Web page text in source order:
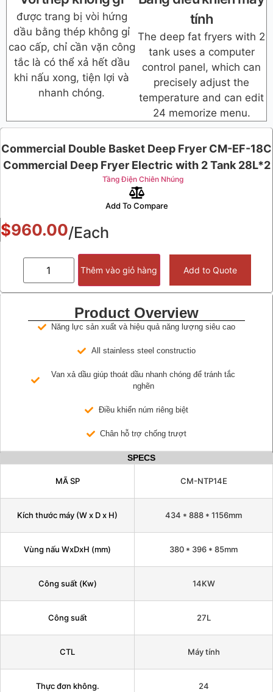
được trang bị vòi hứng
dầu bằng thép không gỉ
cao cấp, chỉ cần vặn công
tắc là có thể xả hết dầu
khi nấu xong, tiện lợi và
nhanh chóng.
tính
The deep fat fryers with 2
tank uses a computer
control panel, which can
precisely adjust the
temperature and can edit
24 memorize menu.
Commercial Double Basket Deep Fryer CM-EF-18C
Commercial Deep Fryer Electric with 2 Tank 28L*2
Tầng Điện Chiên Nhúng
Add To Compare
$960.00/Each
Thêm vào giỏ hàng Add to Quote
Product Overview
Năng lực sản xuất và hiệu quả năng lượng siêu cao
All stainless steel constructio
Van xả dầu giúp thoát dầu nhanh chóng để tránh tắc
nghẽn
Điều khiển núm riêng biệt
Chân hỗ trợ chống trượt
SPECS
MÃ SP CM-NTP14E
Kích thước máy (W x D x H) 434 * 888 * 1156mm
Vùng nấu WxDxH (mm) 380 * 396 * 85mm
Công suất (Kw) 14KW
Công suất 27L
CTL Máy tính
Thực đơn không. 24